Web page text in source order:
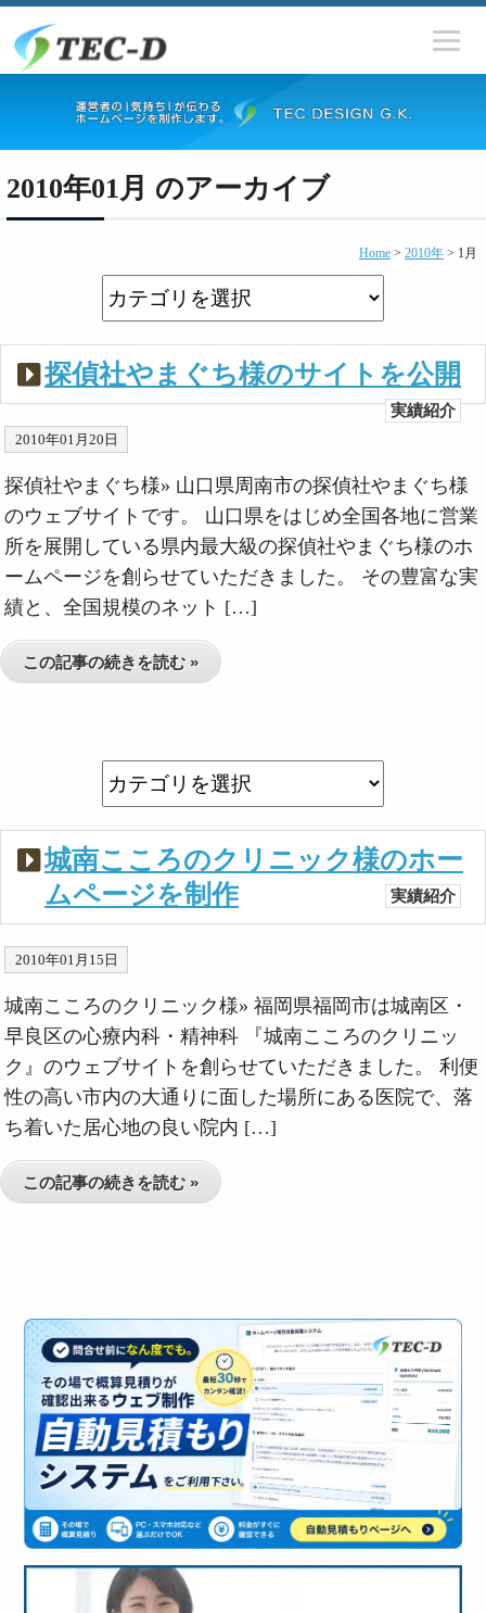
2010年01月 のアーカイブ
Home > 2010年 > 1月
探偵社やまぐち様のサイトを公開
実績紹介
2010年01月20日
探偵社やまぐち様» 山口県周南市の探偵社やまぐち様
のウェブサイトです。 山口県をはじめ全国各地に営業
所を展開している県内最大級の探偵社やまぐち様のホ
ームページを創らせていただきました。 その豊富な実
績と、全国規模のネット […]
この記事の続きを読む »
城南こころのクリニック様のホー
ムページを制作
実績紹介
2010年01月15日
城南こころのクリニック様» 福岡県福岡市は城南区・
早良区の心療内科・精神科 『城南こころのクリニッ
ク』のウェブサイトを創らせていただきました。 利便
性の高い市内の大通りに面した場所にある医院で、落
ち着いた居心地の良い院内 […]
この記事の続きを読む »